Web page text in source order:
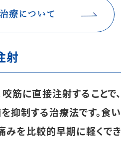
療について
射
筋に直接注射することで、
抑制する治療法です。食い
みを比較的早期に軽くでき